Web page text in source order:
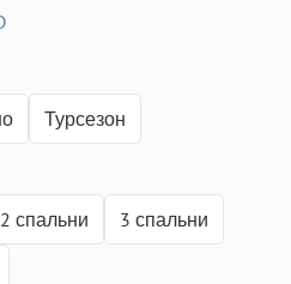
Турсезон
2 спальни 3 спальни